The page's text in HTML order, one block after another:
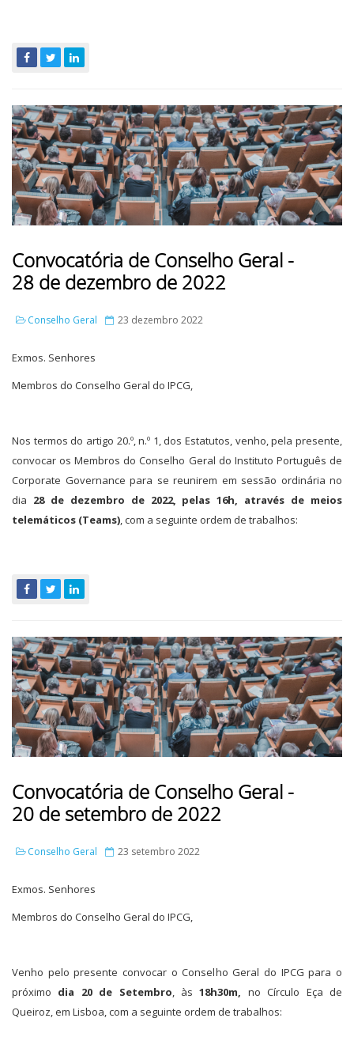
Convocatória de Conselho Geral -
28 de dezembro de 2022
Conselho Geral 23 dezembro 2022
Exmos. Senhores
Membros do Conselho Geral do IPCG,
Nos termos do artigo 20.º, n.º 1, dos Estatutos, venho, pela presente,
convocar os Membros do Conselho Geral do Instituto Português de
Corporate Governance para se reunirem em sessão ordinária no
dia 28 de dezembro de 2022, pelas 16h, através de meios
telemáticos (Teams), com a seguinte ordem de trabalhos:
Convocatória de Conselho Geral -
20 de setembro de 2022
Conselho Geral 23 setembro 2022
Exmos. Senhores
Membros do Conselho Geral do IPCG,
Venho pelo presente convocar o Conselho Geral do IPCG para o
próximo dia 20 de Setembro, às18h30m, no Círculo Eça de
Queiroz, em Lisboa, com a seguinte ordem de trabalhos: